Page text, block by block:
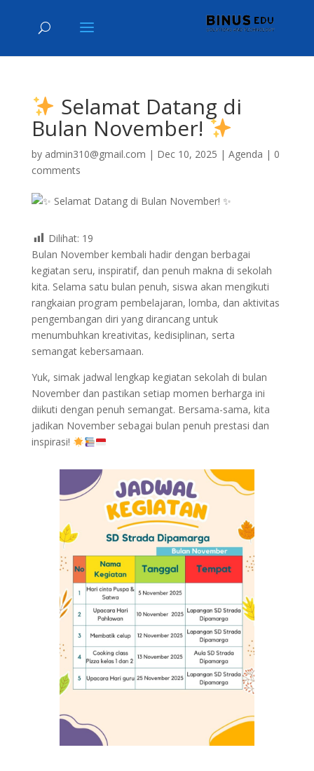
Selamat Datang di
Bulan November!
by admin310@gmail.com | Dec 10, 2025 | Agenda | 0
comments
Dilihat: 19
Bulan November kembali hadir dengan berbagai
kegiatan seru, inspiratif, dan penuh makna di sekolah
kita. Selama satu bulan penuh, siswa akan mengikuti
rangkaian program pembelajaran, lomba, dan aktivitas
pengembangan diri yang dirancang untuk
menumbuhkan kreativitas, kedisiplinan, serta
semangat kebersamaan.
Yuk, simak jadwal lengkap kegiatan sekolah di bulan
November dan pastikan setiap momen berharga ini
diikuti dengan penuh semangat. Bersama-sama, kita
jadikan November sebagai bulan penuh prestasi dan
inspirasi!